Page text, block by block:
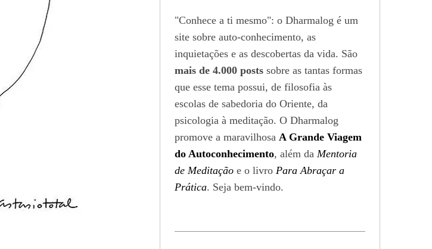
"Conhece a ti mesmo": o Dharmalog é um
site sobre auto-conhecimento, as
inquietações e as descobertas da vida. São
mais de 4.000 posts sobre as tantas formas
que esse tema possui, de filosofia às
escolas de sabedoria do Oriente, da
psicologia à meditação. O Dharmalog
promove a maravilhosa A Grande Viagem
do Autoconhecimento, além da Mentoria
de Meditação e o livro Para Abraçar a
Prática. Seja bem-vindo.